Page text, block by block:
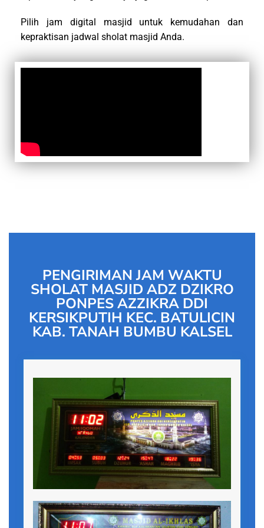
Pilih jam digital masjid untuk kemudahan dan
kepraktisan jadwal sholat masjid Anda.
PENGIRIMAN JAM WAKTU
SHOLAT MASJID ADZ DZIKRO
PONPES AZZIKRA DDI
KERSIKPUTIH KEC. BATULICIN
KAB. TANAH BUMBU KALSEL